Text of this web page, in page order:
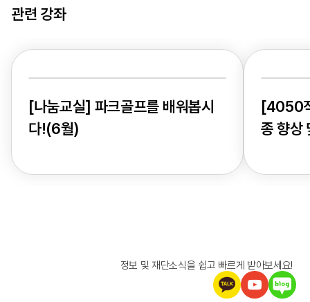
관련 강좌
[나눔교실] 파크골프를 배워봅시
다!(6월)
[4050
종 향상
정보 및 재단소식을 쉽고 빠르게 받아보세요!